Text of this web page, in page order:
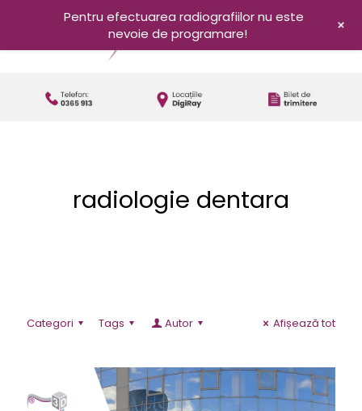
radiologie dentara
Categori Tags Autor Afișează tot
Pentru efectuarea radiografiilor nu este
nevoie de programare!
+